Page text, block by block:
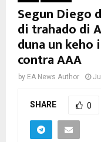
Segun Diego
di trahado di
duna un
contra AAA
by EA News Author
SHARE 0